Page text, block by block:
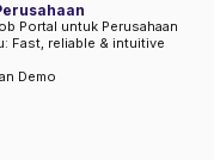
Portal untuk Perusahaan
Fast, reliable & intuitive
Demo